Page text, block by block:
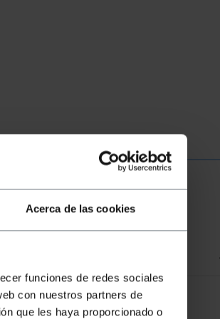
Acerca de las cookies
funciones de redes sociales
con nuestros partners de
que les haya proporcionado o
lo que permite instalar los